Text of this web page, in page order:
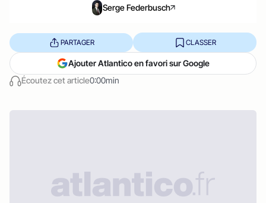
Serge Federbusch
Écoutez cet article0:00min
PARTAGER CLASSER
Ajouter Atlantico en favori sur Google